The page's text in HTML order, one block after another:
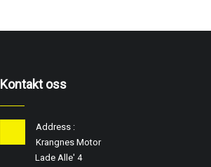
Kontakt oss
Address :
Krangnes Motor
Lade Alle' 4